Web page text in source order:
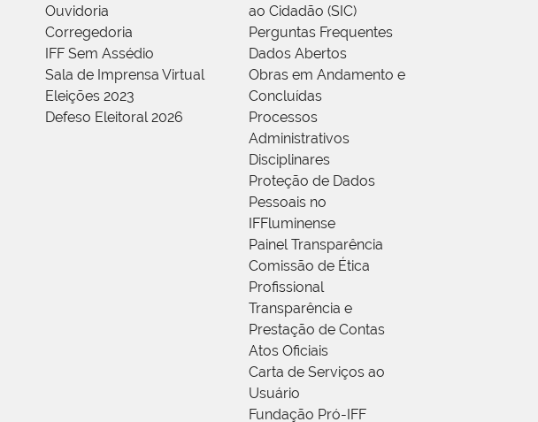
Ouvidoria
Corregedoria
IFF Sem Assédio
Sala de Imprensa Virtual
Eleições 2023
Defeso Eleitoral 2026
ao Cidadão (SIC)
Perguntas Frequentes
Dados Abertos
Obras em Andamento e
Concluídas
Processos
Administrativos
Disciplinares
Proteção de Dados
Pessoais no
IFFluminense
Painel Transparência
Comissão de Ética
Profissional
Transparência e
Prestação de Contas
Atos Oficiais
Carta de Serviços ao
Usuário
Fundação Pró-IFF